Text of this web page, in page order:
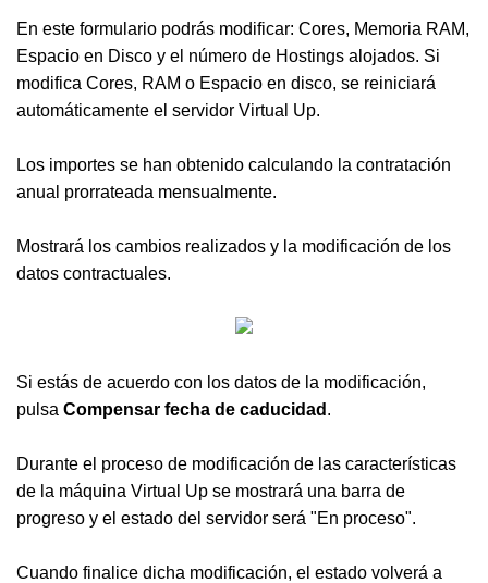
En este formulario podrás modificar: Cores, Memoria RAM,
Espacio en Disco y el número de Hostings alojados. Si
modifica Cores, RAM o Espacio en disco, se reiniciará
automáticamente el servidor Virtual Up.
Los importes se han obtenido calculando la contratación
anual prorrateada mensualmente.
Mostrará los cambios realizados y la modificación de los
datos contractuales.
Si estás de acuerdo con los datos de la modificación,
pulsa Compensar fecha de caducidad .
Durante el proceso de modificación de las características
de la máquina Virtual Up se mostrará una barra de
progreso y el estado del servidor será "En proceso".
Cuando finalice dicha modificación, el estado volverá a